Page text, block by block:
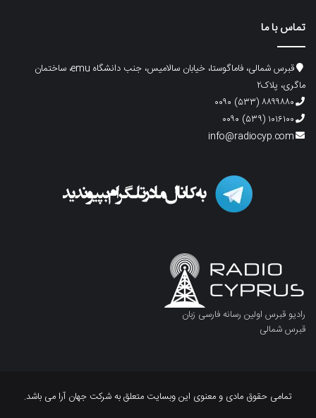
تماس با ما
قبرس شمالی، فاماگوستا، خیابان سالامیس، جنب دانشگاه emu، ساختمان
ماگری، پلاک۲
۸۸۹۹۸۸۰ (۵۳۳) ۰۰۹۰
۱۰۱۶۱۰۰ (۵۳۹) ۰۰۹۰
info@radiocyp.com
رادیو قبرس اولین رسانه فارسی زبان
قبرس شمالی
تمامی حقوق مادی و معنوی این وبسایت متعلق به شرکت جهان آرا می باشد.